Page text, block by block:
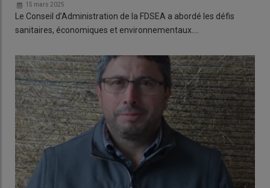
15 mars 2025
Le Conseil d’Administration de la FDSEA a abordé les défis
sanitaires, économiques et environnementaux.…